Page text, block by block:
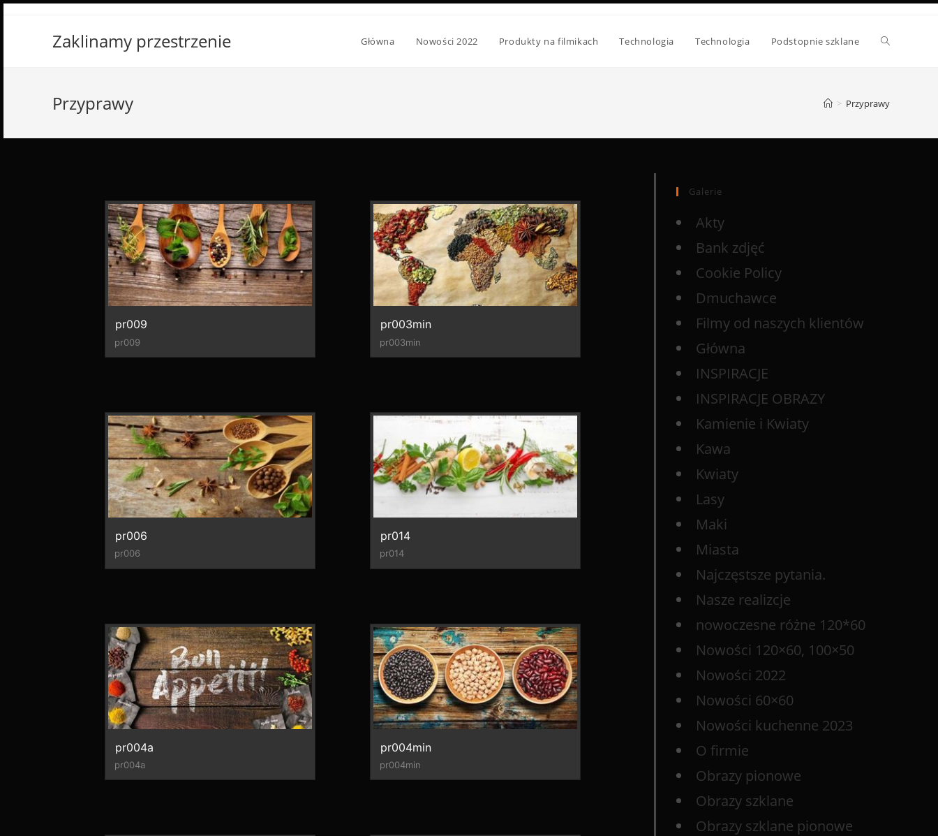
Zaklinamy przestrzenie Główna Nowości 2022 Produkty na filmikach Technologia Technologia Podstopnie szklane
Przyprawy > Przyprawy
pr009
pr009
pr003min
pr003min
pr006
pr006
pr014
pr014
pr004a
pr004a
pr004min
pr004min
Galerie
Akty
Bank zdjęć
Cookie Policy
Dmuchawce
Filmy od naszych klientów
Główna
INSPIRACJE
INSPIRACJE OBRAZY
Kamienie i Kwiaty
Kawa
Kwiaty
Lasy
Maki
Miasta
Najczęstsze pytania.
Nasze realizcje
nowoczesne różne 120*60
Nowości 120×60, 100×50
Nowości 2022
Nowości 60×60
Nowości kuchenne 2023
O firmie
Obrazy pionowe
Obrazy szklane
Obrazy szklane pionowe